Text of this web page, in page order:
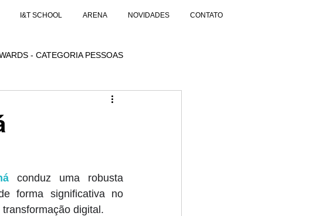
I&T SCHOOL ARENA NOVIDADES CONTATO
- CATEGORIA PESSOAS
conduz uma robusta
forma significativa no
digital.